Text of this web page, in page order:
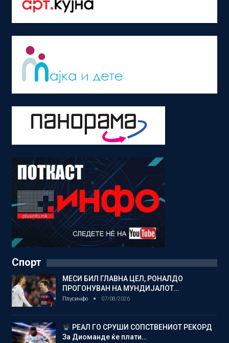
Спорт
МЕСИ БИЛ ГЛАВНА ЦЕЛ, РОНАЛДО
ПРОГОНУВАН НА МУНДИЈАЛОТ…
Плусинфо 07/08/2026
РЕАЛ ГО СРУШИ СОПСТВЕНИОТ РЕКОРД
За Диоманде ќе плати…